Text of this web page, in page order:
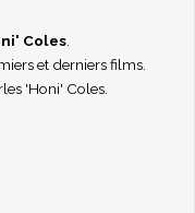
Coles
et derniers films.
'Honi' Coles.